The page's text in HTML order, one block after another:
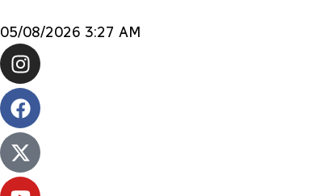
05/08/2026 3:27 AM